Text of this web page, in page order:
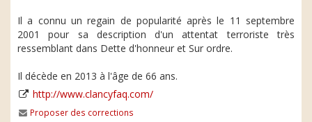
Il a connu un regain de popularité après le 11 septembre
2001 pour sa description d'un attentat terroriste très
ressemblant dans Dette d'honneur et Sur ordre.
Il décède en 2013 à l'âge de 66 ans.
http://www.clancyfaq.com/
Proposer des corrections